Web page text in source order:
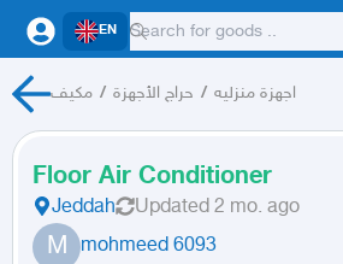
EN
مكيف / حراج الأجهزة / اجهزة منزليه
Floor Air Conditioner
Jeddah Updated 2 mo. ago
M mohmeed 6093